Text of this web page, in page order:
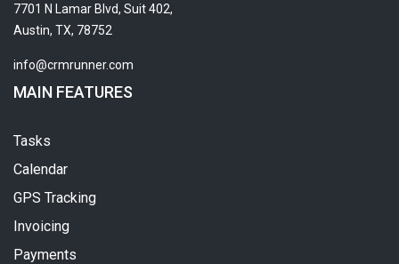
7701 N Lamar Blvd, Suit 402,
Austin, TX, 78752
info@crmrunner.com
MAIN FEATURES
Tasks
Calendar
GPS Tracking
Invoicing
Payments